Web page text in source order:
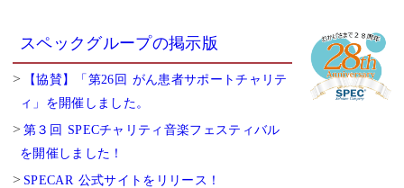
スペックグループの掲示版
【協賛】「第26回 がん患者サポートチャリテ
ィ」を開催しました。
第３回 SPECチャリティ音楽フェスティバル
を開催しました！
SPECAR 公式サイトをリリース！